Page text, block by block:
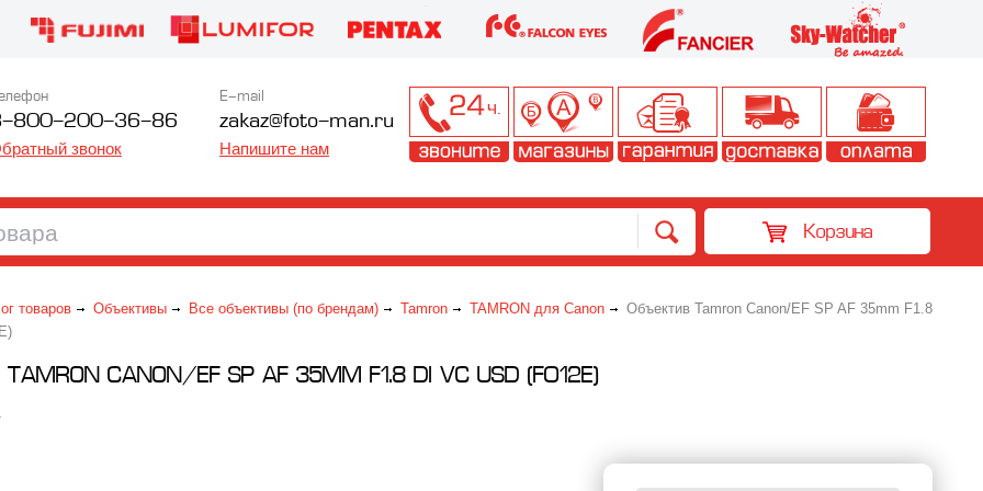
800-200-36-86
звонок
E-mail
zakaz@foto-man.ru
Напишите нам
Корзина
товаров Объективы Все объективы (по брендам) Tamron TAMRON для Canon
Объектив Tamron Canon/EF SP AF 35mm F1.8
CANON/EF SP AF 35MM F1.8 DI VC USD (F012E)